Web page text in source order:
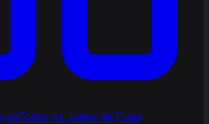
Todos os Jogos de Fuga